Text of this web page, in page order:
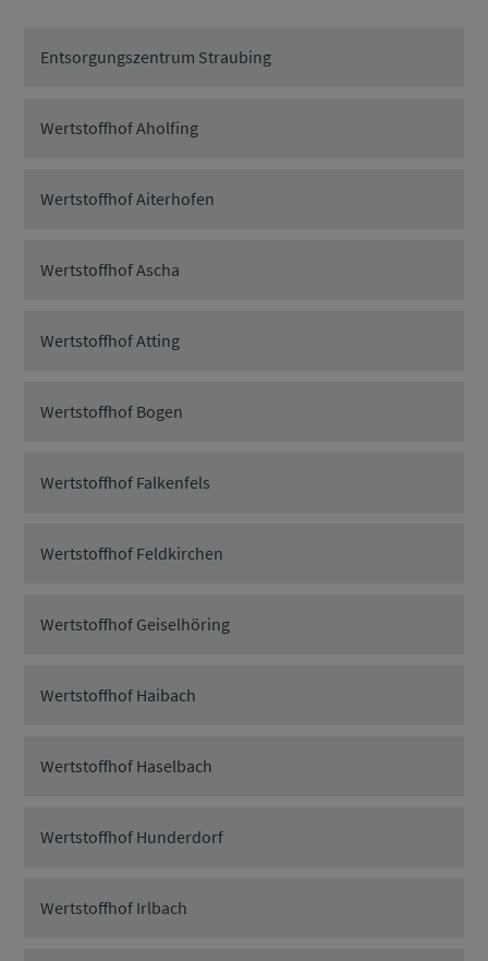
Entsorgungszentrum Straubing
Wertstoffhof Aholfing
Wertstoffhof Aiterhofen
Wertstoffhof Ascha
Wertstoffhof Atting
Wertstoffhof Bogen
Wertstoffhof Falkenfels
Wertstoffhof Feldkirchen
Wertstoffhof Geiselhöring
Wertstoffhof Haibach
Wertstoffhof Haselbach
Wertstoffhof Hunderdorf
Wertstoffhof Irlbach